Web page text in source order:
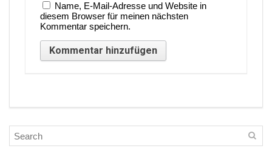
Name, E-Mail-Adresse und Website in
diesem Browser für meinen nächsten
Kommentar speichern.